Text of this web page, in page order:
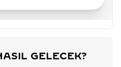
GELECEK?